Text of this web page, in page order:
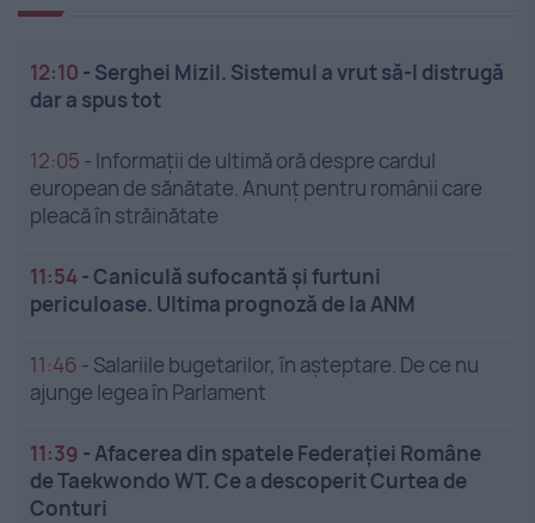
12:10 - Serghei Mizil. Sistemul a vrut să-l distrugă
dar a spus tot
12:05 - Informații de ultimă oră despre cardul
european de sănătate. Anunț pentru românii care
pleacă în străinătate
11:54-Caniculă sufocantă și furtuni
periculoase. Ultima prognoză de la ANM
11:46 - Salariile bugetarilor, în așteptare. De ce nu
ajunge legea în Parlament
11:39 - Afacerea din spatele Federației Române
de Taekwondo WT. Ce a descoperit Curtea de
Conturi